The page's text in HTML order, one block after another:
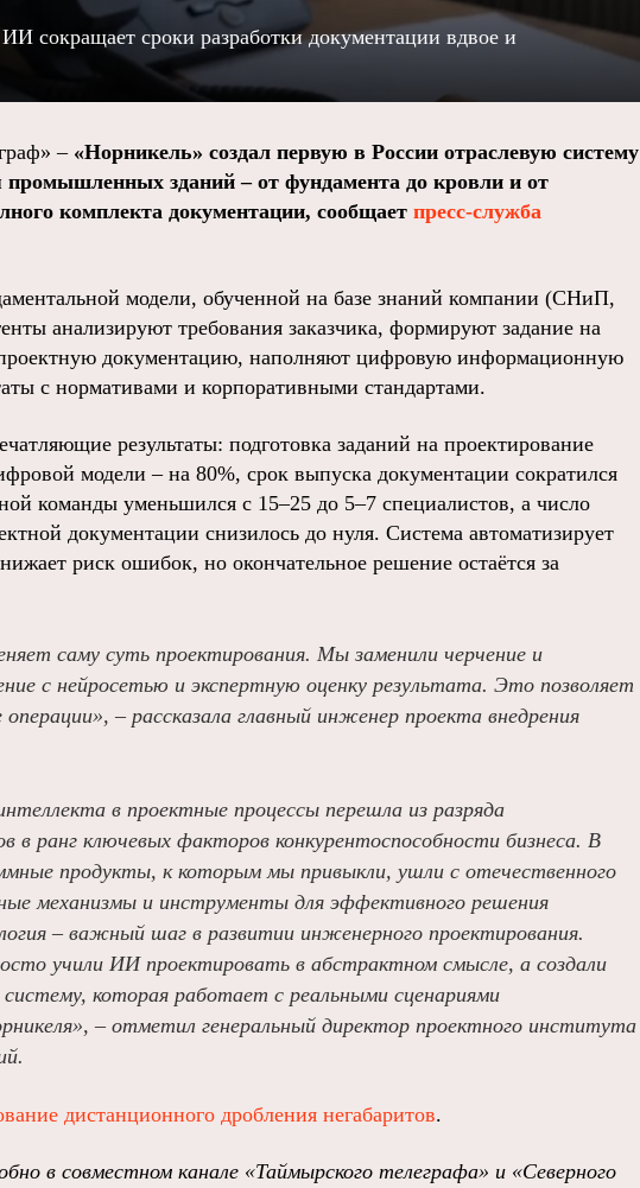
сокращает сроки разработки документации вдвое и
– «Норникель» создал первую в России отраслевую систему
зданий – от фундамента до кровли и от
комплекта документации, сообщает пресс-служба
модели, обученной на базе знаний компании (СНиП,
анализируют требования заказчика, формируют задание на
документацию, наполняют цифровую информационную
с нормативами и корпоративными стандартами.
результаты: подготовка заданий на проектирование
модели – на 80%, срок выпуска документации сократился
команды уменьшился с 15–25 до 5–7 специалистов, а число
документации снизилось до нуля. Система автоматизирует
риск ошибок, но окончательное решение остаётся за
саму суть проектирования. Мы заменили черчение и
с нейросетью и экспертную оценку результата. Это позволяет
– рассказала главный инженер проекта внедрения
в проектные процессы перешла из разряда
в ранг ключевых факторов конкурентоспособности бизнеса. В
продукты, к которым мы привыкли, ушли с отечественного
механизмы и инструменты для эффективного решения
– важный шаг в развитии инженерного проектирования.
учили ИИ проектировать в абстрактном смысле, а создали
которая работает с реальными сценариями
– отметил генеральный директор проектного института
дистанционного дробления негабаритов.
в совместном канале «Таймырского телеграфа» и «Северного